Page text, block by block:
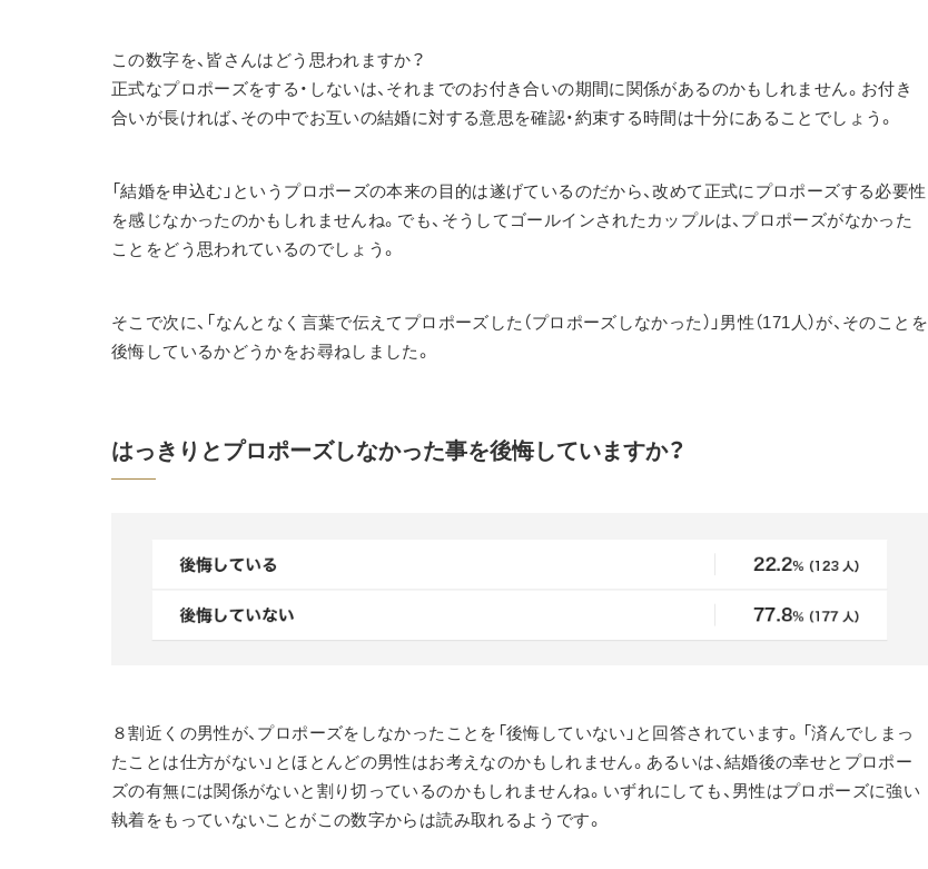
この数字を、皆さんはどう思われますか？
正式なプロポーズをする・しないは、それまでのお付き合いの期間に関係があるのかもしれません。お付き
合いが長ければ、その中でお互いの結婚に対する意思を確認・約束する時間は十分にあることでしょう。
「結婚を申込む」というプロポーズの本来の目的は遂げているのだから、改めて正式にプロポーズする必要性
を感じなかったのかもしれませんね。でも、そうしてゴールインされたカップルは、プロポーズがなかった
ことをどう思われているのでしょう。
そこで次に、「なんとなく言葉で伝えてプロポーズした（プロポーズしなかった）」男性（171人）が、そのことを
後悔しているかどうかをお尋ねしました。
はっきりとプロポーズしなかった事を後悔していますか？
８割近くの男性が、プロポーズをしなかったことを「後悔していない」と回答されています。「済んでしまっ
たことは仕方がない」とほとんどの男性はお考えなのかもしれません。あるいは、結婚後の幸せとプロポー
ズの有無には関係がないと割り切っているのかもしれませんね。いずれにしても、男性はプロポーズに強い
執着をもっていないことがこの数字からは読み取れるようです。